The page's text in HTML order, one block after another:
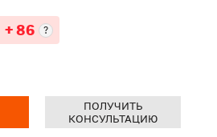
+ 86 ?
ПОЛУЧИТЬ
КОНСУЛЬТАЦИЮ